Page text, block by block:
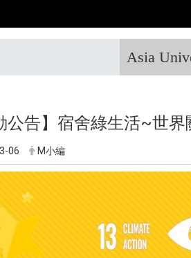
Asia
公告】宿舍綠生活~世界
06 M小編